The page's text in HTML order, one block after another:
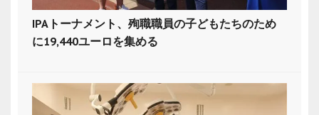
IPAトーナメント、殉職職員の子どもたちのため
に19,440ユーロを集める